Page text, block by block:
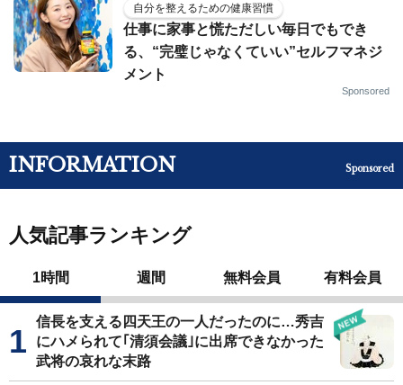
自分を整えるための健康習慣
仕事に家事と慌ただしい毎日でもでき
る、“完璧じゃなくていい”セルフマネジ
メント
Sponsored
INFORMATION Sponsored
人気記事ランキング
1時間 週間 無料会員 有料会員
信長を支える四天王の一人だったのに…秀吉
にハメられて｢清須会議｣に出席できなかった
武将の哀れな末路